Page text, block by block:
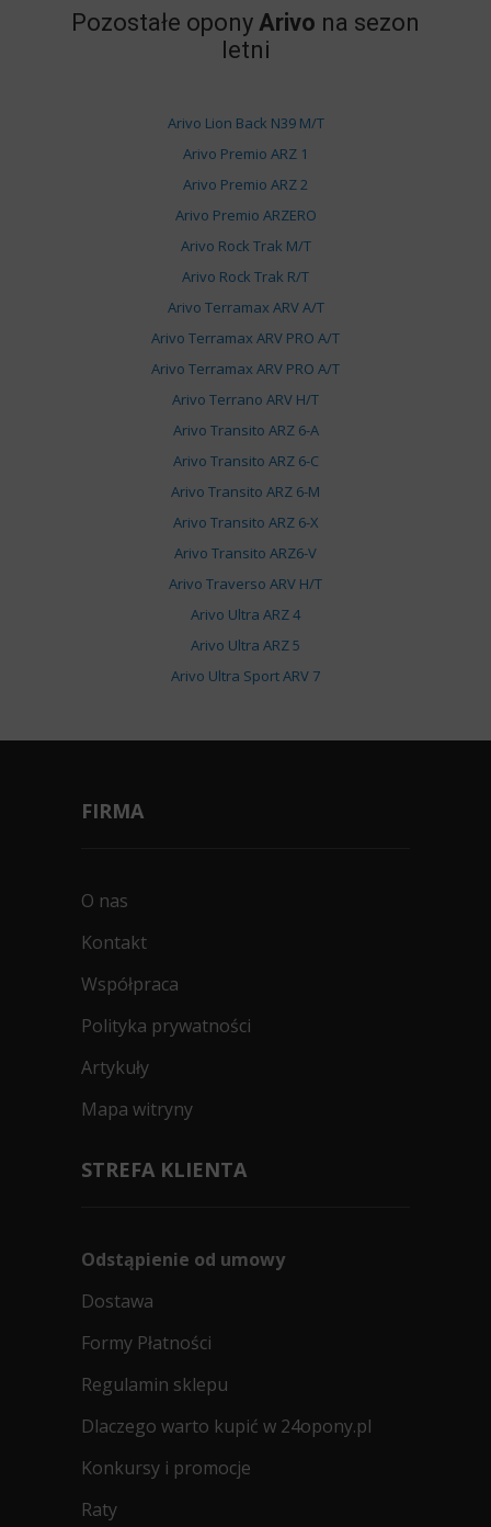
Pozostałe opony Arivo na sezon
letni
Arivo Lion Back N39 M/T
Arivo Premio ARZ 1
Arivo Premio ARZ 2
Arivo Premio ARZERO
Arivo Rock Trak M/T
Arivo Rock Trak R/T
Arivo Terramax ARV A/T
Arivo Terramax ARV PRO A/T
Arivo Terramax ARV PRO A/T
Arivo Terrano ARV H/T
Arivo Transito ARZ 6-A
Arivo Transito ARZ 6-C
Arivo Transito ARZ 6-M
Arivo Transito ARZ 6-X
Arivo Transito ARZ6-V
Arivo Traverso ARV H/T
Arivo Ultra ARZ 4
Arivo Ultra ARZ 5
Arivo Ultra Sport ARV 7
FIRMA
O nas
Kontakt
Współpraca
Polityka prywatności
Artykuły
Mapa witryny
STREFA KLIENTA
Odstąpienie od umowy
Dostawa
Formy Płatności
Regulamin sklepu
Dlaczego warto kupić w 24opony.pl
Konkursy i promocje
Raty